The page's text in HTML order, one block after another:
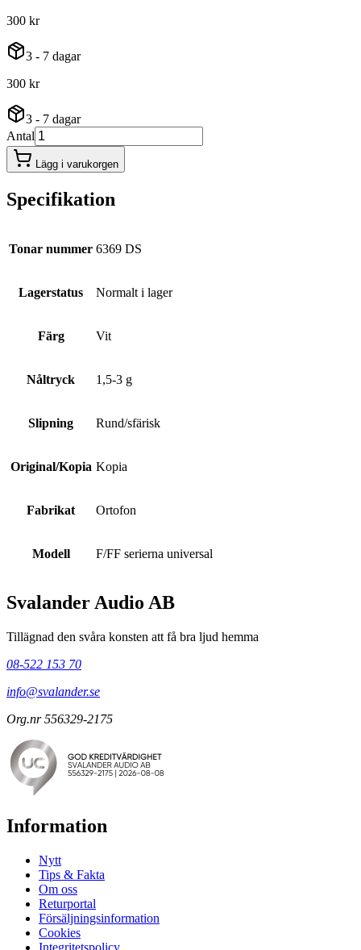
300 kr
3 - 7 dagar
300 kr
3 - 7 dagar
Antal
Lägg i varukorgen
Specifikation
Tonar nummer 6369 DS
Lagerstatus Normalt i lager
Färg Vit
Nåltryck 1,5-3 g
Slipning Rund/sfärisk
Original/Kopia Kopia
Fabrikat Ortofon
Modell F/FF serierna universal
Svalander Audio AB
Tillägnad den svåra konsten att få bra ljud hemma
08-522 153 70
info@svalander.se
Org.nr 556329-2175
Information
Nytt
Tips & Fakta
Om oss
Returportal
Försäljningsinformation
Cookies